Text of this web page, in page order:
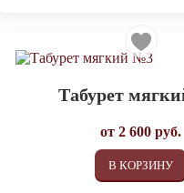
Табурет
от2 600 руб.
В КОРЗИНУ